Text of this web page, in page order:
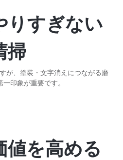
りすぎない
掃
が、塗装・文字消えにつながる磨
印象が重要です。
値を高める